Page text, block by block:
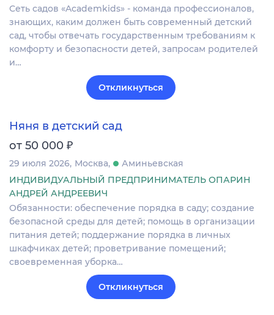
Сеть садов «Academkids» - команда профессионалов,
знающих, каким должен быть современный детский
сад, чтобы отвечать государственным требованиям к
комфорту и безопасности детей, запросам родителей
и…
Откликнуться
Няня в детский сад
от 50 000 ₽
29 июля 2026 Москва
Аминьевская
ИНДИВИДУАЛЬНЫЙ ПРЕДПРИНИМАТЕЛЬ ОПАРИН
АНДРЕЙ АНДРЕЕВИЧ
Обязанности: обеспечение порядка в саду; создание
безопасной среды для детей; помощь в организации
питания детей; поддержание порядка в личных
шкафчиках детей; проветривание помещений;
своевременная уборка…
Откликнуться